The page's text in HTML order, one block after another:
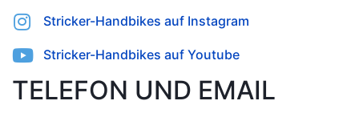
Stricker-Handbikes auf Instagram
Stricker-Handbikes auf Youtube
TELEFON UND EMAIL